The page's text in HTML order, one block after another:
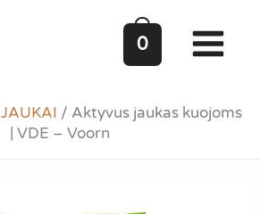
0
JAUKAI / Aktyvus jaukas kuojoms
| VDE – Voorn